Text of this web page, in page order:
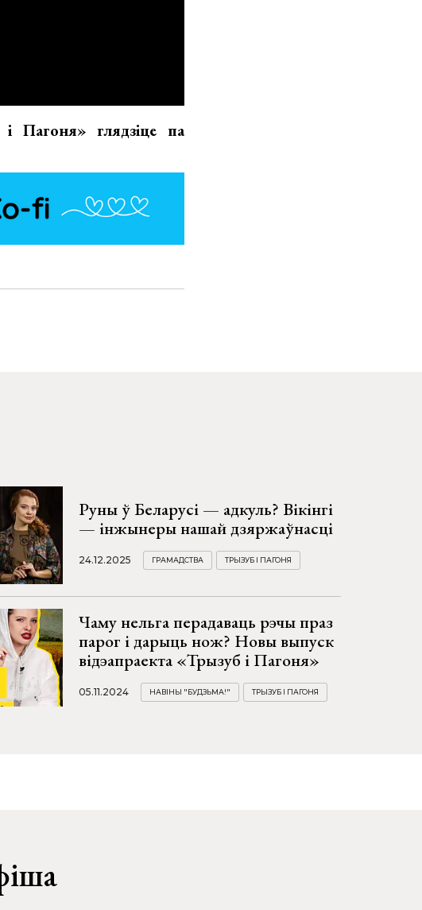
Пагоня» глядзіце па
Руны ў Беларусі — адкуль? Вікінгі
— інжынеры нашай дзяржаўнасці
24.12.2025 ГРАМАДСТВА ТРЫЗУБ І ПАГОНЯ
Чаму нельга перадаваць рэчы праз
парог і дарыць нож? Новы выпуск
відэапраекта «Трызуб і Пагоня»
05.11.2024 НАВІНЫ "БУДЗЬМА!" ТРЫЗУБ І ПАГОНЯ